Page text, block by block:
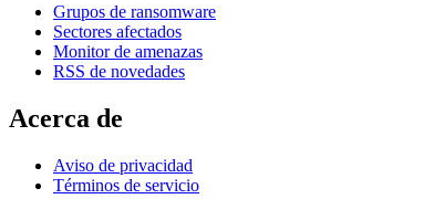
Grupos de ransomware
Sectores afectados
Monitor de amenazas
RSS de novedades
Acerca de
Aviso de privacidad
Términos de servicio